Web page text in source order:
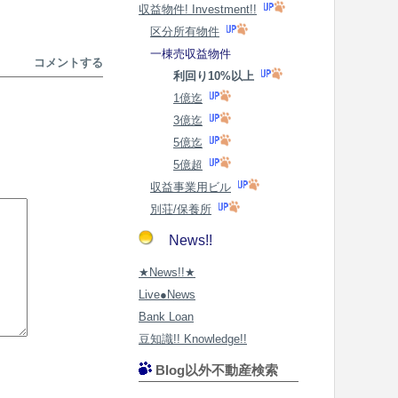
コメントする
収益物件! Investment!!
区分所有物件
一棟売収益物件
利回り10%以上
1億迄
3億迄
5億迄
5億超
収益事業用ビル
別荘/保養所
News!!
★News!!★
Live●News
Bank Loan
豆知識!! Knowledge!!
Blog以外不動産検索